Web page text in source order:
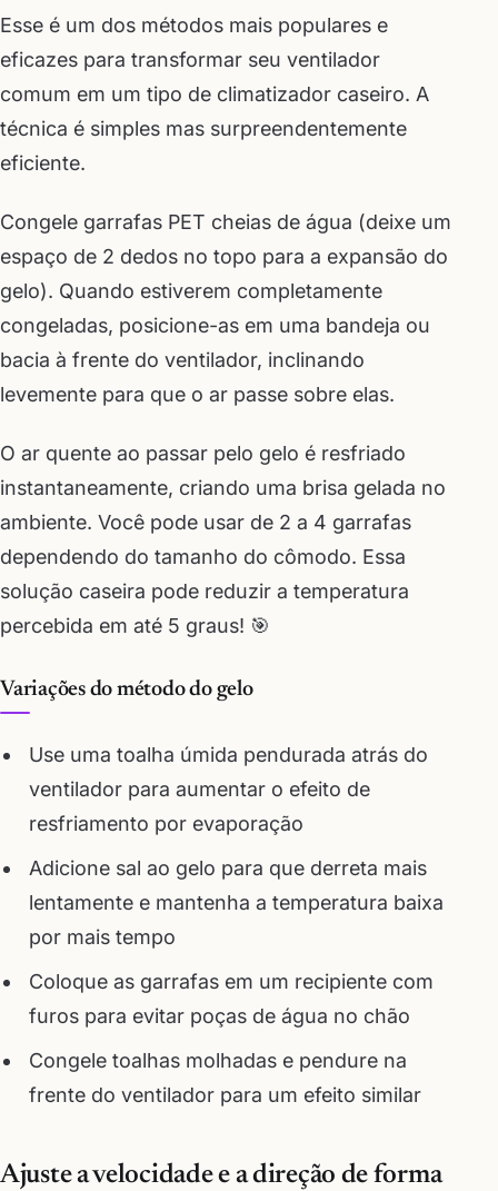
Esse é um dos métodos mais populares e
eficazes para transformar seu ventilador
comum em um tipo de climatizador caseiro. A
técnica é simples mas surpreendentemente
eficiente.
Congele garrafas PET cheias de água (deixe um
espaço de 2 dedos no topo para a expansão do
gelo). Quando estiverem completamente
congeladas, posicione-as em uma bandeja ou
bacia à frente do ventilador, inclinando
levemente para que o ar passe sobre elas.
O ar quente ao passar pelo gelo é resfriado
instantaneamente, criando uma brisa gelada no
ambiente. Você pode usar de 2 a 4 garrafas
dependendo do tamanho do cômodo. Essa
solução caseira pode reduzir a temperatura
percebida em até 5 graus! 🎯
Variações do método do gelo
Use uma toalha úmida pendurada atrás do
ventilador para aumentar o efeito de
resfriamento por evaporação
Adicione sal ao gelo para que derreta mais
lentamente e mantenha a temperatura baixa
por mais tempo
Coloque as garrafas em um recipiente com
furos para evitar poças de água no chão
Congele toalhas molhadas e pendure na
frente do ventilador para um efeito similar
Ajuste a velocidade e a direção de forma